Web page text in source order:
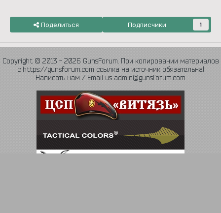
Поделиться Подписчики 1
Copyright © 2013 - 2026 GunsForum. При копировании материалов
с https://gunsforum.com ссылка на источник обязательна!
Написать нам / Email us admin@gunsforum.com